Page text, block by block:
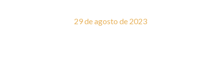
29 de agosto de 2023